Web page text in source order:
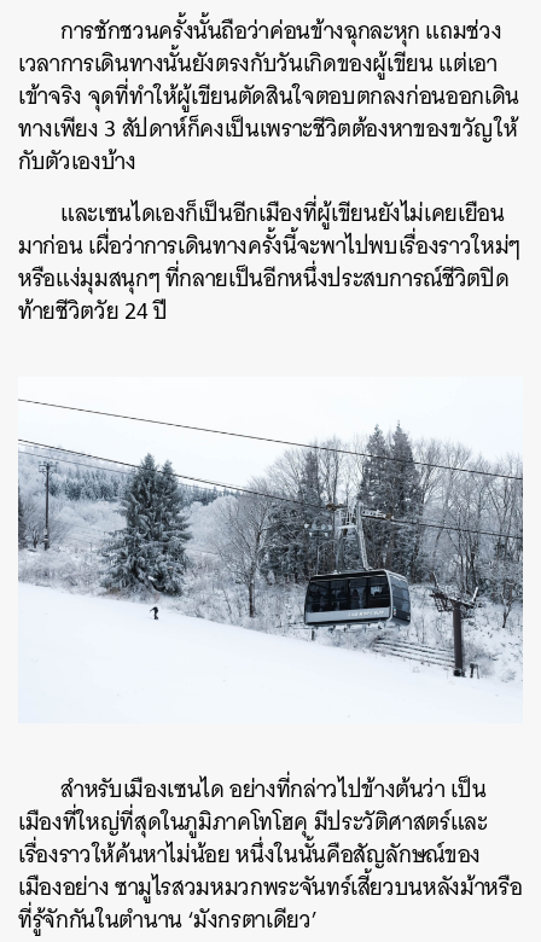
การชักชวนครั้งนั้นถือว่าค่อนข้างฉุกละหุก แถมช่วง
เวลาการเดินทางนั้นยังตรงกับวันเกิดของผู้เขียน แต่เอา
เข้าจริง จุดที่ทำให้ผู้เขียนตัดสินใจตอบตกลงก่อนออกเดิน
ทางเพียง 3 สัปดาห์ก็คงเป็นเพราะชีวิตต้องหาของขวัญให้
กับตัวเองบ้าง
และเซนไดเองก็เป็นอีกเมืองที่ผู้เขียนยังไม่เคยเยือน
มาก่อน เผื่อว่าการเดินทางครั้งนี้จะพาไปพบเรื่องราวใหม่ๆ
หรือแง่มุมสนุกๆ ที่กลายเป็นอีกหนึ่งประสบการณ์ชีวิตปิด
ท้ายชีวิตวัย 24 ปี
สำหรับเมืองเซนได อย่างที่กล่าวไปข้างต้นว่า เป็น
เมืองที่ใหญ่ที่สุดในภูมิภาคโทโฮคุ มีประวัติศาสตร์และ
เรื่องราวให้ค้นหาไม่น้อย หนึ่งในนั้นคือสัญลักษณ์ของ
เมืองอย่าง ซามูไรสวมหมวกพระจันทร์เสี้ยวบนหลังม้าหรือ
ที่รู้จักกันในตำนาน ‘มังกรตาเดียว’